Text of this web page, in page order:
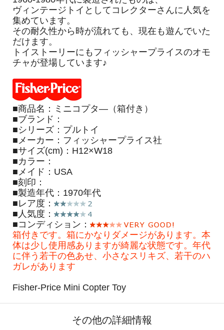
ヴィンテージトイとしてコレクターさんに人気を
集めています。
その耐久性から時が流れても、現在も遊んでいた
だけます。
トイストーリーにもフィッシャープライスのオモ
チャが登場しています♪
■商品名：ミニコプタ―（箱付き）
■ブランド：
■シリーズ：プルトイ
■メーカー：フィッシャープライス社
■サイズ(cm)：H12×W18
■カラー：
■メイド：USA
■刻印：
■製造年代：1970年代
■レア度：
■人気度：
■コンディション：
箱付きです。箱にかなりダメージがあります。本
体は少し使用感ありますが綺麗な状態です。年代
に伴う若干の色あせ、小さなスリキズ、若干のハ
ガレがあります
Fisher-Price Mini Copter Toy
その他の詳細情報